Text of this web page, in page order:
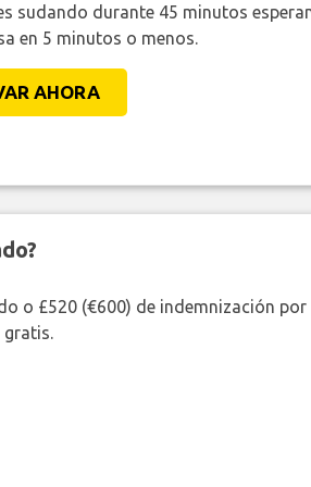
sudando durante 45 minutos
en 5 minutos o menos.
AHORA
o £520 (€600) de indemnización
gratis.